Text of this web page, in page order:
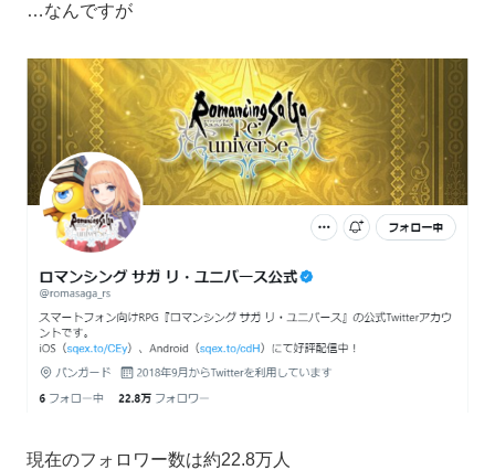
…なんですが
現在のフォロワー数は約22.8万人